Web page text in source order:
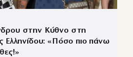
στην Κύθνο στη
Ελληνίδου: «Πόσο πιο πάνω